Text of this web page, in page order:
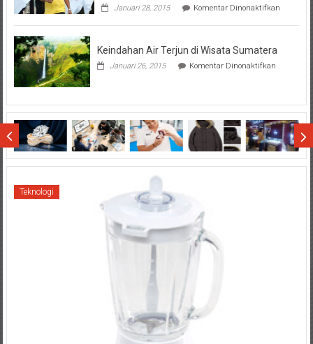
Hasil
Januari 28, 2015 Komentar Dinonaktifkanpada
Beny
Keindahan Air Terjun di Wisata Sumatera
Januari 26, 2015 Komentar Dinonaktifkanpada
di
Wisata
Sumatera
Teknologi